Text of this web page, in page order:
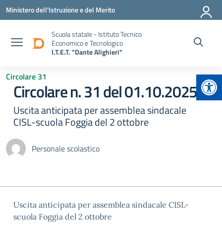
Vai ai contenuti
Vai al menu di navigazione
Vai al footer
Ministero dell'Istruzione e del Merito
Scuola statale - Istituto Tecnico
Economico e Tecnologico
I.T.E.T. "Dante Alighieri"
Circolare 31
Circolare n. 31 del 01.10.2025
Uscita anticipata per assemblea sindacale
CISL-scuola Foggia del 2 ottobre
Personale scolastico
Uscita anticipata per assemblea sindacale CISL-
scuola Foggia del 2 ottobre